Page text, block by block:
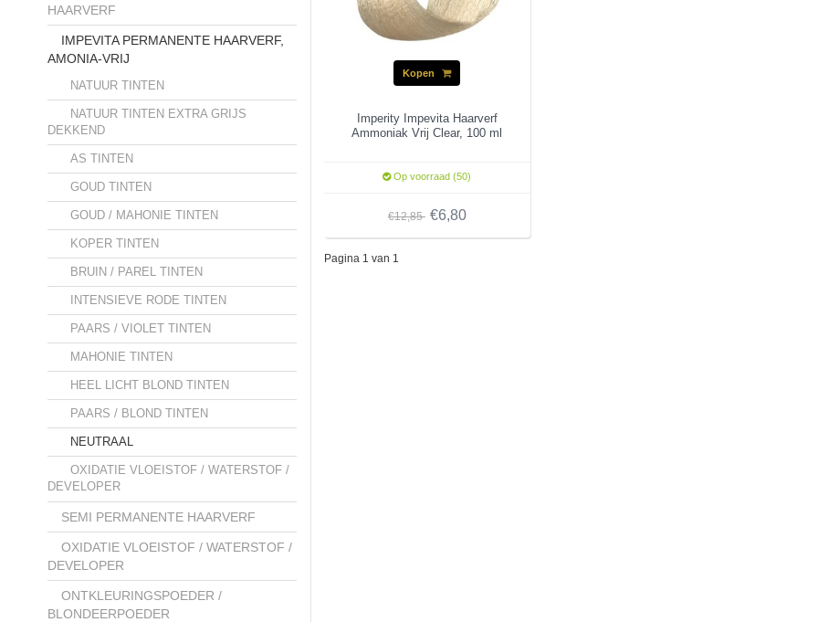
HAARVERF
IMPEVITA PERMANENTE HAARVERF,
AMONIA-VRIJ
NATUUR TINTEN
NATUUR TINTEN EXTRA GRIJS
DEKKEND
AS TINTEN
GOUD TINTEN
GOUD / MAHONIE TINTEN
KOPER TINTEN
BRUIN / PAREL TINTEN
INTENSIEVE RODE TINTEN
PAARS / VIOLET TINTEN
MAHONIE TINTEN
HEEL LICHT BLOND TINTEN
PAARS / BLOND TINTEN
NEUTRAAL
OXIDATIE VLOEISTOF / WATERSTOF /
DEVELOPER
SEMI PERMANENTE HAARVERF
OXIDATIE VLOEISTOF / WATERSTOF /
DEVELOPER
ONTKLEURINGSPOEDER /
BLONDEERPOEDER
Kopen
Imperity Impevita Haarverf
Ammoniak Vrij Clear, 100 ml
Op voorraad (50)
€12,85 €6,80
Pagina 1 van 1